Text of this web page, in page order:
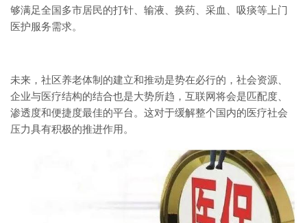
够满足全国多市居民的打针、输液、换药、采血、吸痰等上门
医护服务需求。
未来，社区养老体制的建立和推动是势在必行的，社会资源、
企业与医疗结构的结合也是大势所趋，互联网将会是匹配度、
渗透度和便捷度最佳的平台。这对于缓解整个国内的医疗社会
压力具有积极的推进作用。